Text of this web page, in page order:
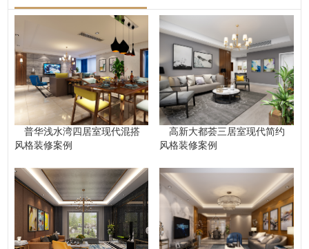
普华浅水湾四居室现代混搭
风格装修案例
高新大都荟三居室现代简约
风格装修案例